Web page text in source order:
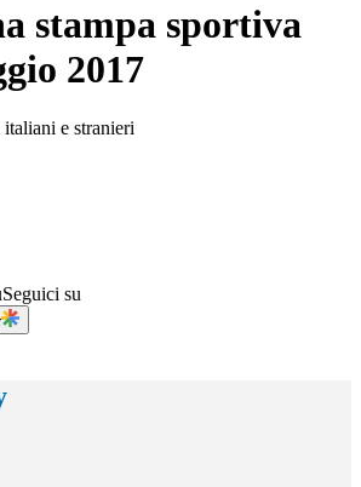
stampa sportiva
2017
e stranieri
Seguici su